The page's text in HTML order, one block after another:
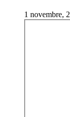
1 novembre,